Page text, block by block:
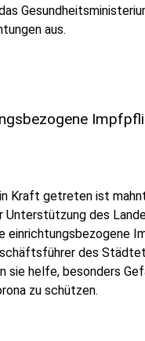
aus.
Kraft getreten ist
Unterstützung des
einrichtungsbezogene
des
sie helfe, besonders
zu schützen.